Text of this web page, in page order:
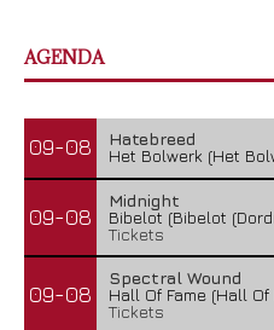
AGENDA
09-08
Hatebreed
Het Bolwerk (Het
09-08
Midnight
Bibelot (Bibelot
Tickets
09-08
Spectral Wound
Hall Of Fame (Hall Of
Tickets